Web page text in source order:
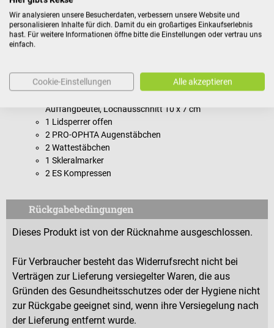
Lieferumfang
Je Set enthalten:
1 Tischabdecktuch als Einschlagtuch
Auffangbeutel, Lochausschnitt 10 x 7 cm
1 Lidsperrer offen
2 PRO-OPHTA Augenstäbchen
2 Wattestäbchen
1 Skleralmarker
2 ES Kompressen
Rückgabebedingungen
Dieses Produkt ist von der Rücknahme ausgeschlossen.
Für Verbraucher besteht das Widerrufsrecht nicht bei
Verträgen zur Lieferung versiegelter Waren, die aus
Gründen des Gesundheitsschutzes oder der Hygiene nicht
zur Rückgabe geeignet sind, wenn ihre Versiegelung nach
der Lieferung entfernt wurde.
Wir analysieren unsere Besucherdaten, verbessern unsere Website und
personalisieren Inhalte für dich. Damit du ein großartiges Einkaufserlebnis
hast. Für weitere Informationen öffne bitte die Einstellungen oder vertrau uns
einfach.
Cookie-Einstellungen Alle akzeptieren